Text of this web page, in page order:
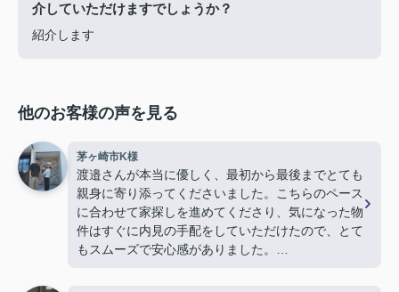
介していただけますでしょうか？
紹介します
他のお客様の声を見る
茅ヶ崎市K様
渡邉さんが本当に優しく、最初から最後までとても
親身に寄り添ってくださいました。こちらのペース
に合わせて家探しを進めてくださり、気になった物
件はすぐに内見の手配をしていただけたので、とて
もスムーズで安心感がありました。